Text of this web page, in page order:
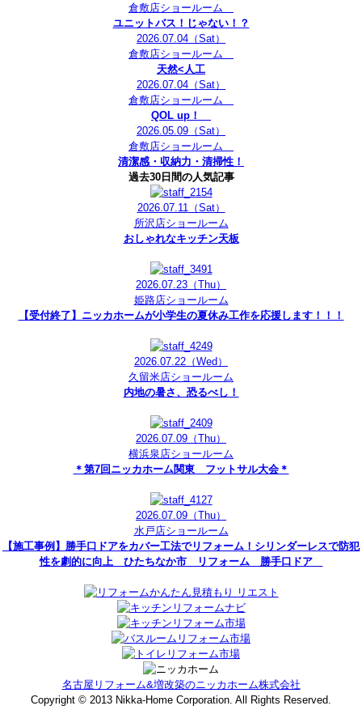
倉敷店ショールーム
ユニットバス！じゃない！？
2026.07.04 （Sat）
倉敷店ショールーム
天然<人工
2026.07.04 （Sat）
倉敷店ショールーム
QOL up！
2026.05.09 （Sat）
倉敷店ショールーム
清潔感・収納力・清掃性！
過去30日間の人気記事
2026.07.11（Sat）
所沢店ショールーム
おしゃれなキッチン天板
2026.07.23 （Thu）
姫路店ショールーム
【受付終了】ニッカホームが小学生の夏休み工作を応援します！！！
2026.07.22 （Wed）
久留米店ショールーム
内地の暑さ、恐るべし！
2026.07.09 （Thu）
横浜泉店ショールーム
＊第7回ニッカホーム関東 フットサル大会＊
2026.07.09 （Thu）
水戸店ショールーム
【施工事例】勝手口ドアをカバー工法でリフォーム！シリンダーレスで防犯
性を劇的に向上 ひたちなか市 リフォーム 勝手口ドア
名古屋リフォーム&増改築のニッカホーム株式会社
Copyright © 2013 Nikka-Home Corporation. All Rights Reserved.